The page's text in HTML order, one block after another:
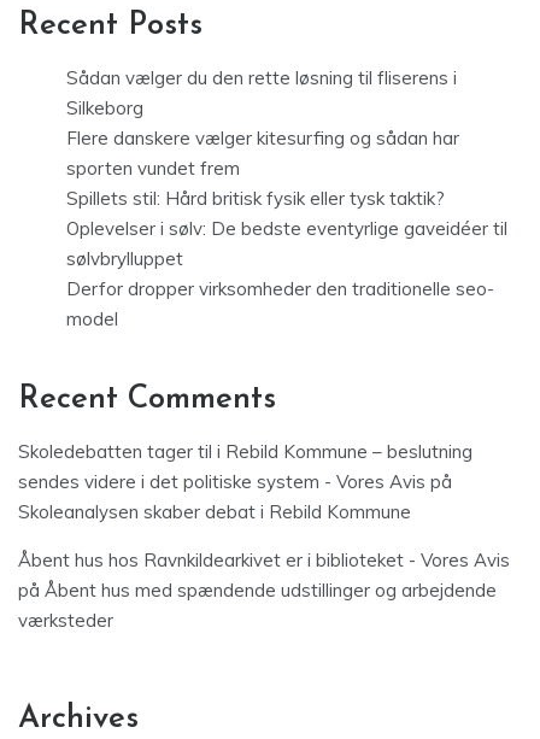
Recent Posts
Sådan vælger du den rette løsning til fliserens i
Silkeborg
Flere danskere vælger kitesurfing og sådan har
sporten vundet frem
Spillets stil: Hård britisk fysik eller tysk taktik?
Oplevelser i sølv: De bedste eventyrlige gaveidéer til
sølvbrylluppet
Derfor dropper virksomheder den traditionelle seo-
model
Recent Comments
Skoledebatten tager til i Rebild Kommune – beslutning
sendes videre i det politiske system - Vores Avis på
Skoleanalysen skaber debat i Rebild Kommune
Åbent hus hos Ravnkildearkivet er i biblioteket - Vores Avis
på Åbent hus med spændende udstillinger og arbejdende
værksteder
Archives